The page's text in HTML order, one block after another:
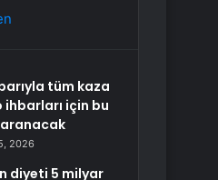
tüm kaza
ihbarları için bu
2026
diyeti 5 milyar